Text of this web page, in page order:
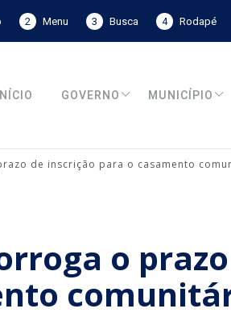
2 Menu 3 Busca 4 Rodapé
GOVERNO MUNICÍPIO
de inscrição para o casamento
o